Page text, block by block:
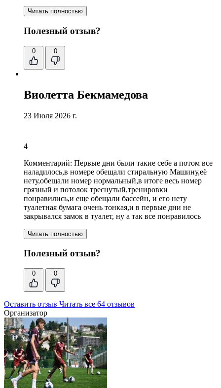
Читать полностью
Полезный отзыв?
0 0
Виолетта Бекмамедова
23 Июля 2026 г.
4
Комментарий: Первые дни были такие себе а потом все
наладилось,в номере обещали стиральную Машину,её
нету,обещали номер нормальный,в итоге весь номер
грязный и потолок треснутый,тренировки
понравились,и еще обещали бассейн, и его нету
туалетная бумага очень тонкая,и в первые дни не
закрывался замок в туалет, ну а так все понравилось
Читать полностью
Полезный отзыв?
0 0
Оставить отзыв Читать все 64 отзывов
Организатор